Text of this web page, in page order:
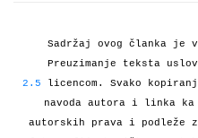
Sadržaj ovog članka je
Preuzimanje teksta
2.5 licencom. Svako
navoda autora i linka ka
autorskih prava i podleže